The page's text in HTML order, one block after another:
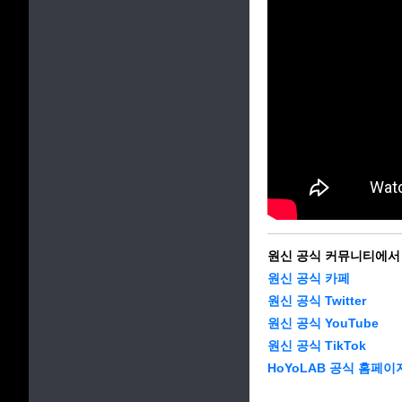
원신 공식 커뮤니티에서
원신 공식 카페
원신 공식 Twitter
원신 공식 YouTube
원신 공식 TikTok
HoYoLAB 공식 홈페이